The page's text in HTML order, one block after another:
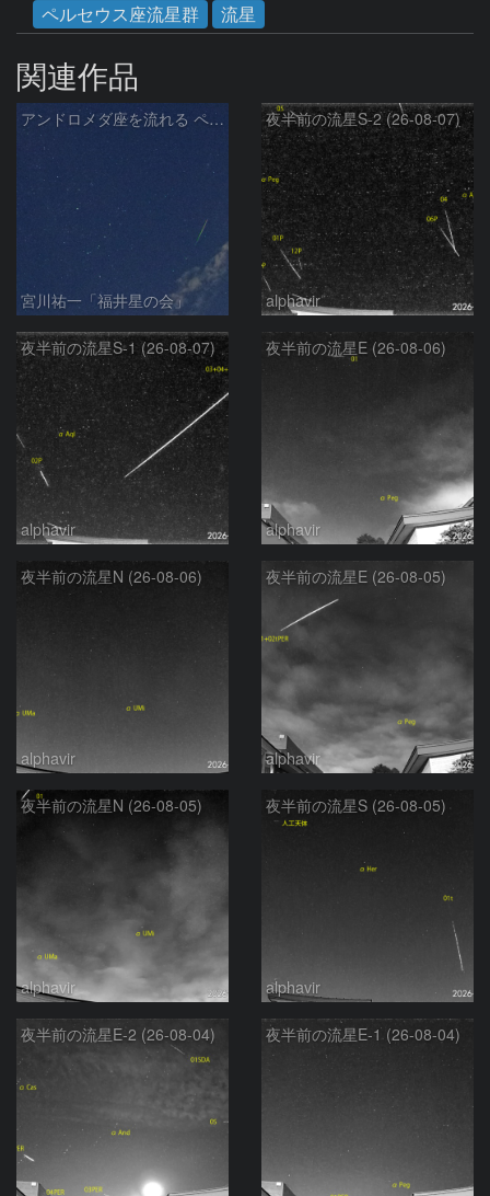
ペルセウス座流星群
流星
関連作品
アンドロメダ座を流れる ペルセウス座流星群 の流星
宮川祐一「福井星の会」
夜半前の流星S-2 (26-08-07)
alphavir
夜半前の流星S-1 (26-08-07)
alphavir
夜半前の流星E (26-08-06)
alphavir
夜半前の流星N (26-08-06)
alphavir
夜半前の流星E (26-08-05)
alphavir
夜半前の流星N (26-08-05)
alphavir
夜半前の流星S (26-08-05)
alphavir
夜半前の流星E-2 (26-08-04) 夜半前の流星E-1 (26-08-04)